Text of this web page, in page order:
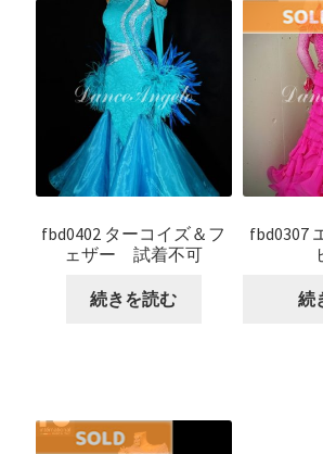
fbd0402 ターコイズ＆フ
ェザー 試着不可
続きを読む
fbd0307
続